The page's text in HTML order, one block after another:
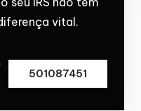
vital.
501087451